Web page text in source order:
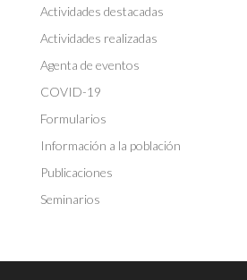
Actividades destacadas
Actividades realizadas
Agenta de eventos
COVID-19
Formularios
Información a la población
Publicaciones
Seminarios